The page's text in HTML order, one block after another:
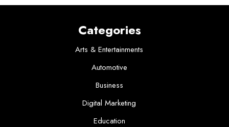
Categories
Arts & Entertainments
Automotive
Business
Digital Marketing
Education